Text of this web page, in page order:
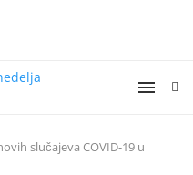
slučajeva COVID-19 u